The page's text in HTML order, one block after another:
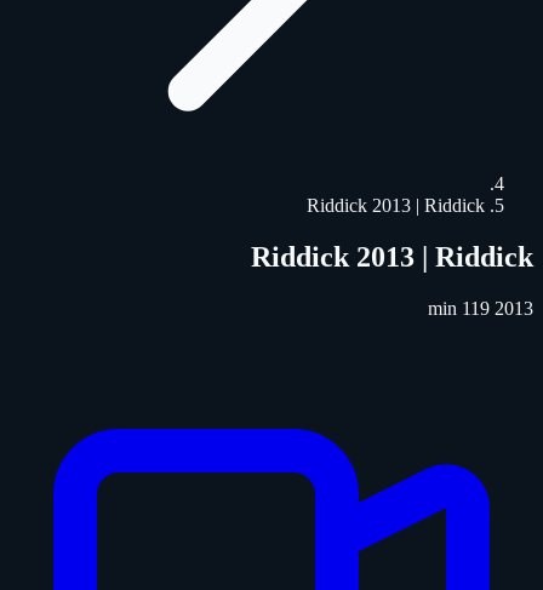
Riddick 2013 | Riddick
Riddick 2013 | Riddick
2013
119 min